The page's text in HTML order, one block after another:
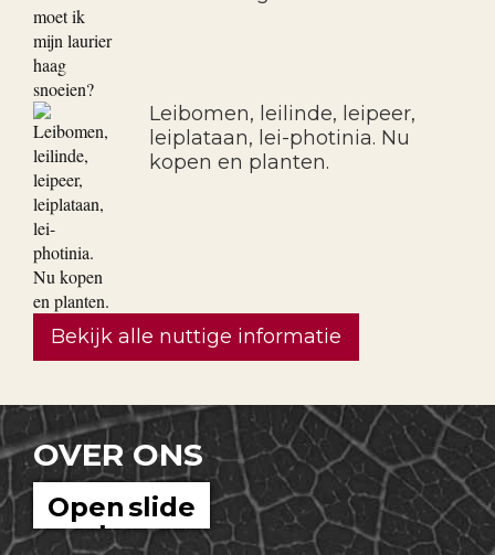
Leibomen, leilinde, leipeer,
leiplataan, lei-photinia. Nu
kopen en planten.
Bekijk alle nuttige informatie
OVER ONS
Open slide
show